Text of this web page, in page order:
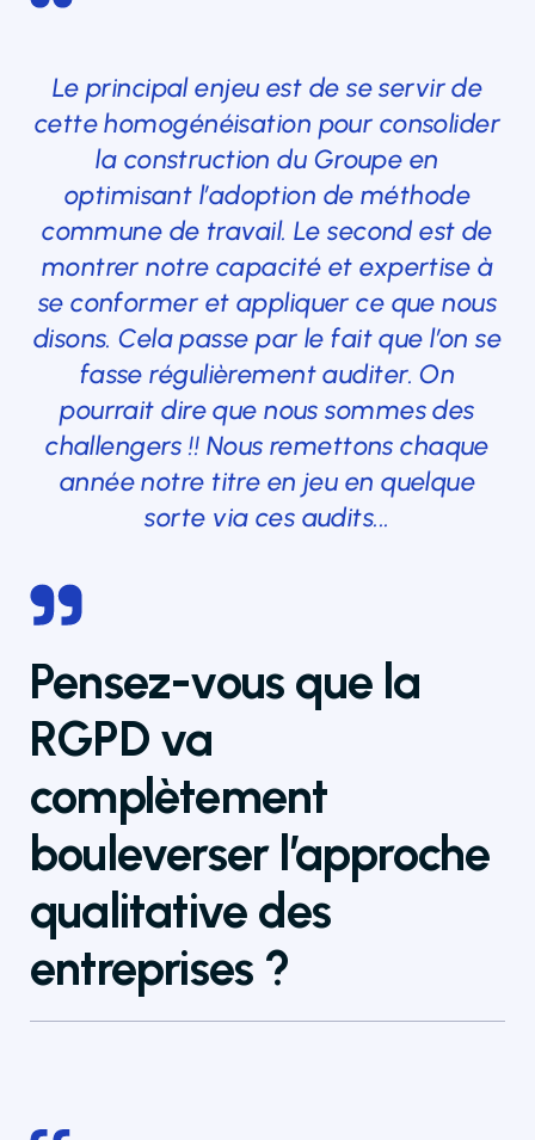
Le principal enjeu est de se servir de
cette homogénéisation pour consolider
la construction du Groupe en
optimisant l’adoption de méthode
commune de travail. Le second est de
montrer notre capacité et expertise à
se conformer et appliquer ce que nous
disons. Cela passe par le fait que l’on se
fasse régulièrement auditer. On
pourrait dire que nous sommes des
challengers !! Nous remettons chaque
année notre titre en jeu en quelque
sorte via ces audits...
Pensez-vous que la
RGPD va
complètement
bouleverser l’approche
qualitative des
entreprises ?